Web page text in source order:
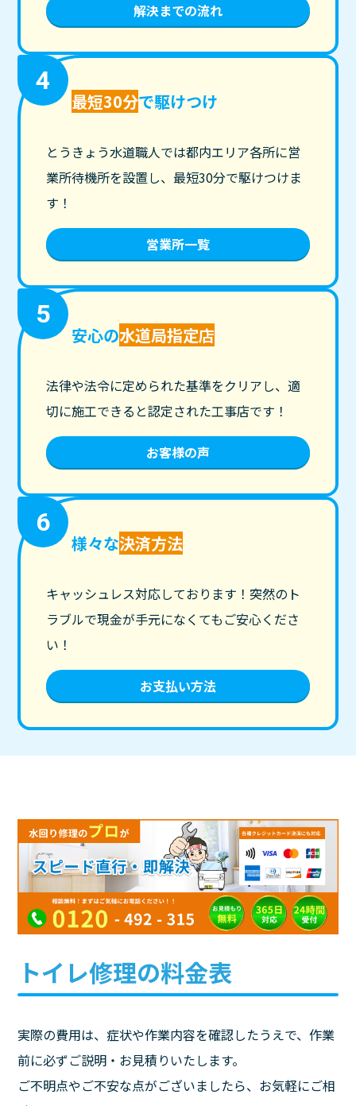
解決までの流れ
4
最短30分で駆けつけ
とうきょう水道職人では都内エリア各所に営
業所待機所を設置し、最短30分で駆けつけま
す！
営業所一覧
5
安心の水道局指定店
法律や法令に定められた基準をクリアし、適
切に施工できると認定された工事店です！
お客様の声
6
様々な決済方法
キャッシュレス対応しております！突然のト
ラブルで現金が手元になくてもご安心くださ
い！
お支払い方法
トイレ修理の料金表
実際の費用は、症状や作業内容を確認したうえで、作業
前に必ずご説明・お見積りいたします。
ご不明点やご不安な点がございましたら、お気軽にご相